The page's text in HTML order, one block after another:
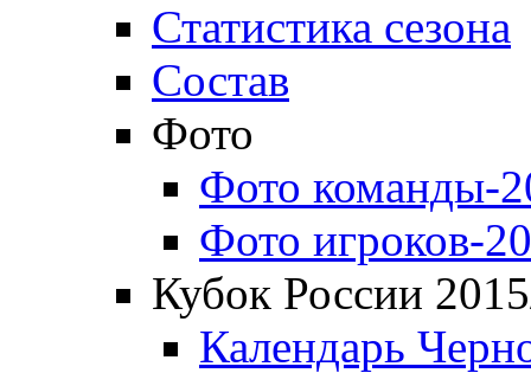
Статистика сезона
Состав
Фото
Фото команды-
Фото игроков-
Кубок России
Календарь